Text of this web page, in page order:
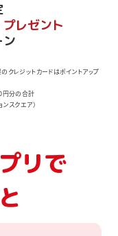
レゼント
ン
クレジットカードはポイントアップ
円分の合計
スクエア）
リで